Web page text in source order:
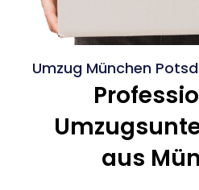
Umzug München
aus